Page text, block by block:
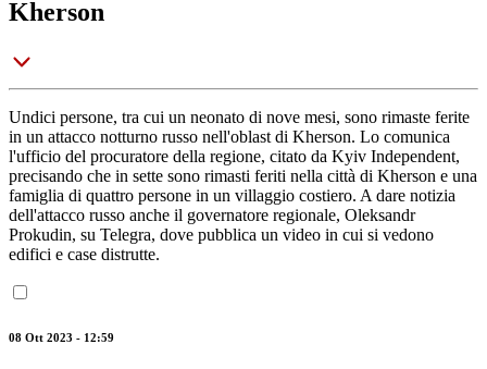
Kherson
Undici persone, tra cui un neonato di nove mesi, sono rimaste ferite
in un attacco notturno russo nell'oblast di Kherson. Lo comunica
l'ufficio del procuratore della regione, citato da Kyiv Independent,
precisando che in sette sono rimasti feriti nella città di Kherson e una
famiglia di quattro persone in un villaggio costiero. A dare notizia
dell'attacco russo anche il governatore regionale, Oleksandr
Prokudin, su Telegra, dove pubblica un video in cui si vedono
edifici e case distrutte.
08 Ott 2023 - 12:59